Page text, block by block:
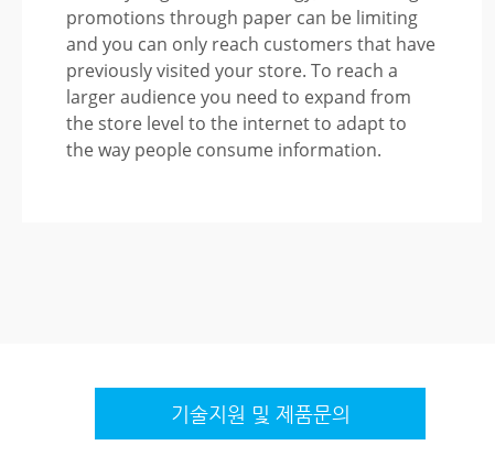
promotions through paper can be limiting
and you can only reach customers that have
previously visited your store. To reach a
larger audience you need to expand from
the store level to the internet to adapt to
the way people consume information.
기술지원 및 제품문의